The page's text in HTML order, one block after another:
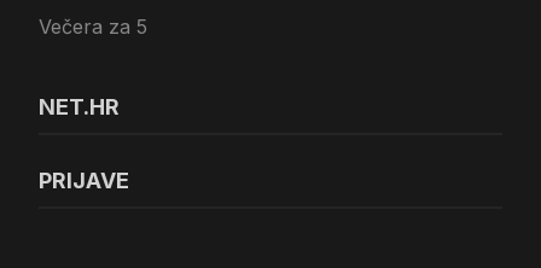
Večera za 5
NET.HR
PRIJAVE